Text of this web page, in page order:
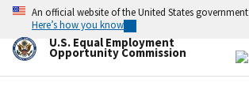
Skip
main
content
An official website of the United States government
Here’s how you know
U.S. Equal Employment
Opportunity Commission